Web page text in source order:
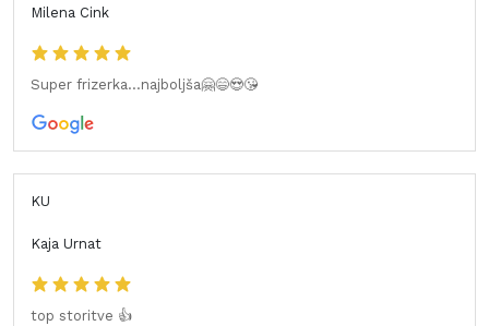
Milena Cink
Super frizerka...najboljša🤗😄😍😘
KU
Kaja Urnat
top storitve 👍